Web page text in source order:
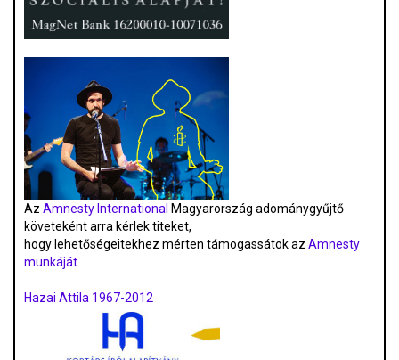
Az Amnesty International Magyarország adománygyűjtő
követeként arra kérlek titeket,
hogy lehetőségeitekhez mérten támogassátok az Amnesty
munkáját.
Hazai Attila 1967-2012